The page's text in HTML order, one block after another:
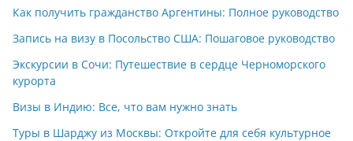
p ss
ni
ki
и
т
ь
Как получить гражданство Аргентины: Полное руководство
Запись на визу в Посольство США: Пошаговое руководство
Экскурсии в Сочи: Путешествие в сердце Черноморского
курорта
Визы в Индию: Все, что вам нужно знать
Туры в Шарджу из Москвы: Откройте для себя культурное